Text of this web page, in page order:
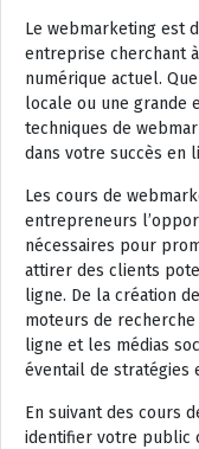
Le webmarketing est
entreprise cherchant
numérique actuel.
locale ou une grande
techniques de
dans votre succès en
Les cours de
entrepreneurs
nécessaires pour
attirer des clients
ligne. De la création
moteurs de
ligne et les médias
éventail de stratégies
En suivant des cours
identifier votre public